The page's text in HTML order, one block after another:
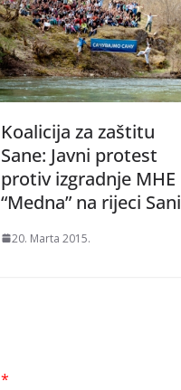
Koalicija za zaštitu
Sane: Javni protest
protiv izgradnje MHE
“Medna” na rijeci Sani
20. Marta 2015.
*